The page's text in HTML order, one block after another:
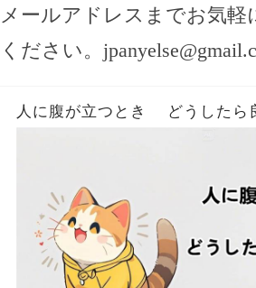
メールアドレスまでお気軽
ください。
人に腹が立つとき どうしたら